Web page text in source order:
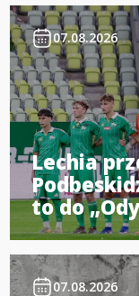
07.08.2026
Lechia
to do
07.08.2026